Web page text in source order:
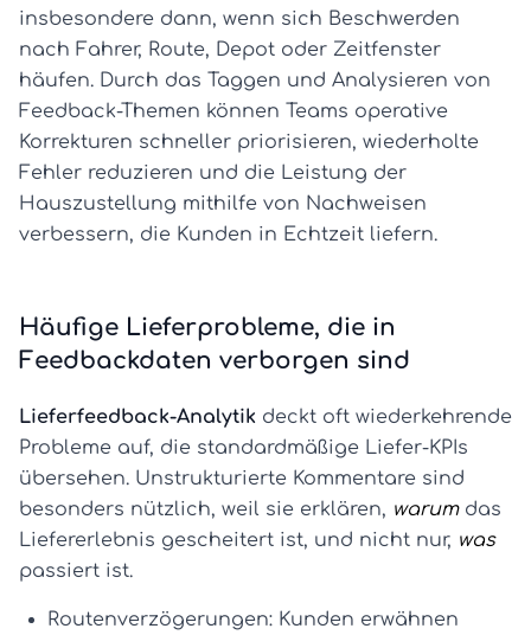
insbesondere dann, wenn sich Beschwerden
nach Fahrer, Route, Depot oder Zeitfenster
häufen. Durch das Taggen und Analysieren von
Feedback-Themen können Teams operative
Korrekturen schneller priorisieren, wiederholte
Fehler reduzieren und die Leistung der
Hauszustellung mithilfe von Nachweisen
verbessern, die Kunden in Echtzeit liefern.
Häufige Lieferprobleme, die in
Feedbackdaten verborgen sind
Lieferfeedback-Analytik deckt oft wiederkehrende
Probleme auf, die standardmäßige Liefer-KPIs
übersehen. Unstrukturierte Kommentare sind
besonders nützlich, weil sie erklären, warumdas
Liefererlebnis gescheitert ist, und nicht nur, was
passiert ist.
Routenverzögerungen: Kunden erwähnen